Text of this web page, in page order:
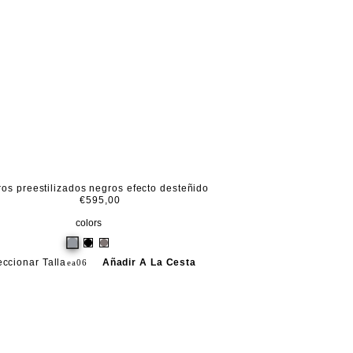
preestilizados negros efecto desteñido
€595,00
colors
Talla Añadir A La Cesta